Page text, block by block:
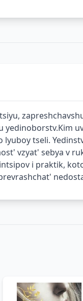
tseli.
vzyat' sebya v
i praktik,